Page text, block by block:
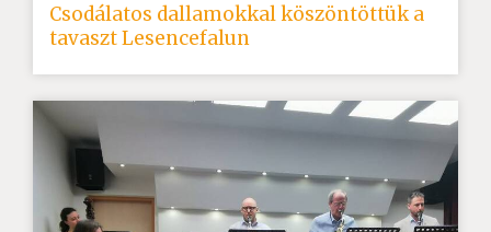
Csodálatos dallamokkal köszöntöttük a
tavaszt Lesencefalun